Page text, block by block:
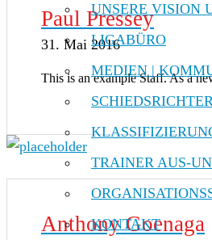
UNSERE VISION
LIGABÜRO
MEDIEN |
TRAINER AUS-
KONTAKT
Paul Pressey
31. Mai 2016
This is an example Staff. As a
Anthony Goenaga